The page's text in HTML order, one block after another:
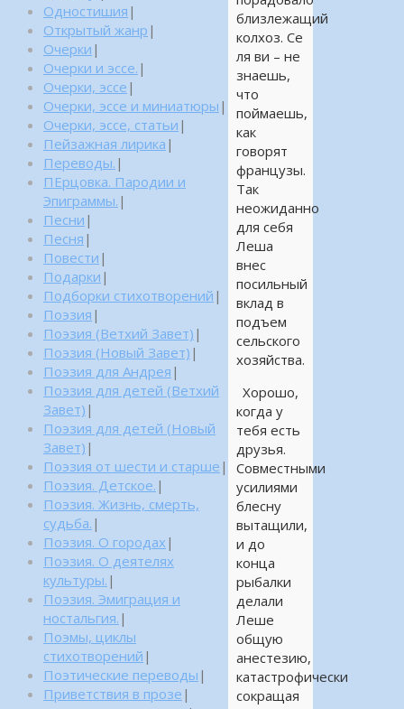
близлежащий
колхоз. Се
ля ви – не
знаешь,
что
поймаешь,
как
говорят
французы.
Так
неожиданно
для себя
Леша
внес
посильный
вклад в
подъем
сельского
хозяйства.
Хорошо,
когда у
тебя есть
друзья.
Совместными
усилиями
блесну
вытащили,
и до
конца
рыбалки
делали
Леше
общую
анестезию,
катастрофически
сокращая
Одностишия |
Открытый жанр |
Очерки |
Очерки и эссе. |
Очерки, эссе |
Очерки, эссе и миниатюры |
Очерки, эссе, статьи |
Пейзажная лирика |
Переводы. |
ПЕрцовка. Пародии и
Эпиграммы. |
Песни |
Песня |
Повести |
Подарки |
Подборки стихотворений |
Поэзия |
Поэзия (Ветхий Завет) |
Поэзия (Новый Завет) |
Поэзия для Андрея |
Поэзия для детей (Ветхий
Завет) |
Поэзия для детей (Новый
Завет) |
Поэзия от шести и старше |
Поэзия. Детское. |
Поэзия. Жизнь, смерть,
судьба. |
Поэзия. О городах |
Поэзия. О деятелях
культуры. |
Поэзия. Эмиграция и
ностальгия. |
Поэмы, циклы
стихотворений |
Поэтические переводы |
Приветствия в прозе |